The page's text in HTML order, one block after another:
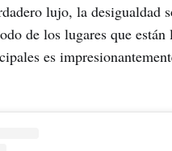
lujo, la desigualdad
de los lugares que están
es